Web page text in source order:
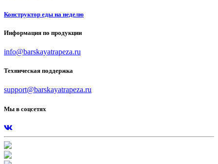
Конструктор еды на неделю
Информация по продукции
info@barskayatrapeza.ru
Техническая поддержка
support@barskayatrapeza.ru
Мы в соцсетях